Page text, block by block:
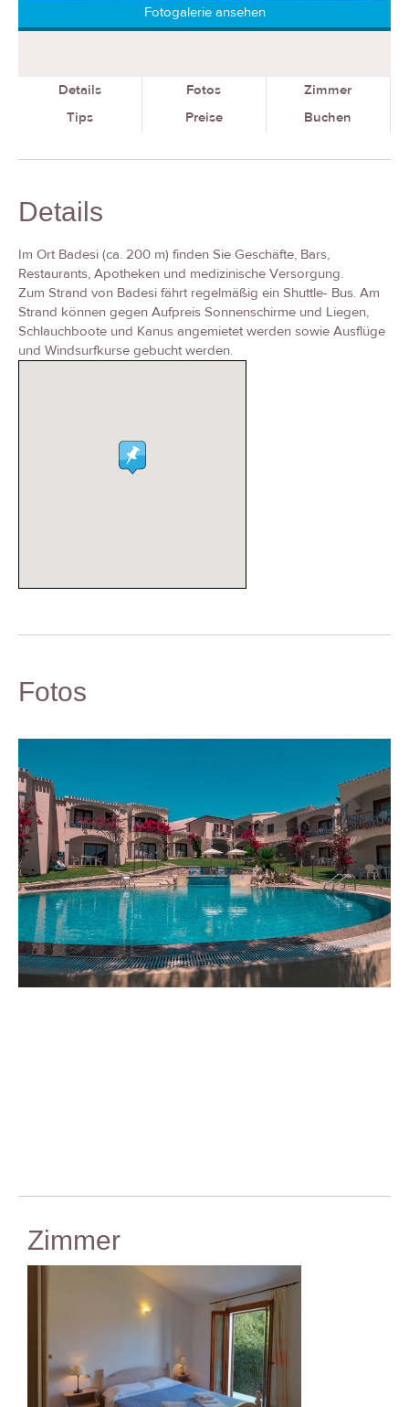
Fotogalerie ansehen
Details Fotos
Zimmer
Tips
Preise Buchen
Details
Im Ort Badesi (ca. 200 m) finden Sie Geschäfte, Bars,
Restaurants, Apotheken und medizinische Versorgung.
Zum Strand von Badesi fährt regelmäßig ein Shuttle- Bus. Am
Strand können gegen Aufpreis Sonnenschirme und Liegen,
Schlauchboote und Kanus angemietet werden sowie Ausflüge
und Windsurfkurse gebucht werden.
Fotos
Zimmer